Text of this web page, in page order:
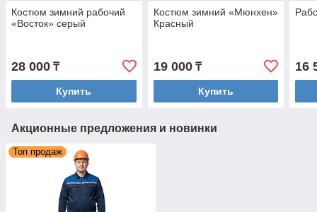
Костюм зимний рабочий
«Восток» серый
28 000 ₸
Купить
Костюм зимний «Мюнхен»
Красный
19 000₸
Купить
16
Акционные предложения и новинки
Топ продаж